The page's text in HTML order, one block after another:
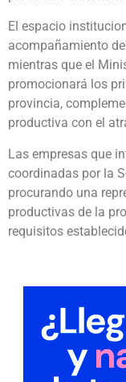
El espacio
acompañamiento
mientras que el
promocionará los
provincia,
productiva con el
Las empresas que
coordinadas por la
procurando una
productivas de la
requisitos